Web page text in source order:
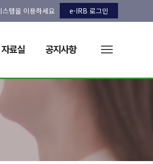
템을 이용하세요 e-IRB 로그인
료실 공지사항